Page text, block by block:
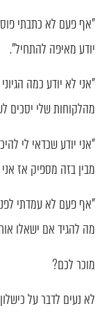
"אף פעם לא כתבתי
יודע מאיפה להתחיל".
"אני לא יודע כמה
מהלקוחות שלי יסכים
"אני יודע שכדאי לי
מבין בזה מספיק אז
"אף פעם לא עמדתי
מה להגיד אם ישאלו
מוכר לכם?
לא נעים לדבר על